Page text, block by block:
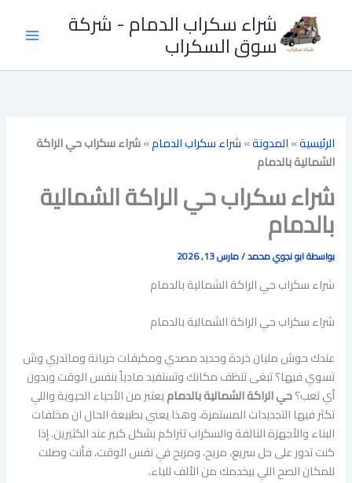
المحتوى
شراء سكراب الدمام - شركة
سوق السكراب
الرئيسية»المدونة»شراء سكراب الدمام»شراء سكراب حي الراكة
الشمالية بالدمام
شراء سكراب حي الراكة الشمالية
بالدمام
بواسطةابو نجوي محمد/مارس 13, 2026
شراء سكراب حي الراكة الشمالية بالدمام
شراء سكراب حي الراكة الشمالية بالدمام
عندك حوش مليان خردة وحديد مصدي ومكيفات خربانة وماتدري وش
تسوي فيها؟ تبغى تنظف مكانك وتستفيد مادياً بنفس الوقت وبدون
أي تعب؟حي الراكة الشمالية بالدماميعتبر من الأحياء الحيوية واللي
تكثر فيها التجديدات المستمرة، وهذا يعني بطبيعة الحال ان مخلفات
البناء والأجهزة التالفة والسكراب تتراكم بشكل كبير عند الكثيرين. إذا
كنت تدور على حل سريع، مريح، ومربح في نفس الوقت، فأنت وصلت
للمكان الصح اللي بيخدمك من الألف للياء.